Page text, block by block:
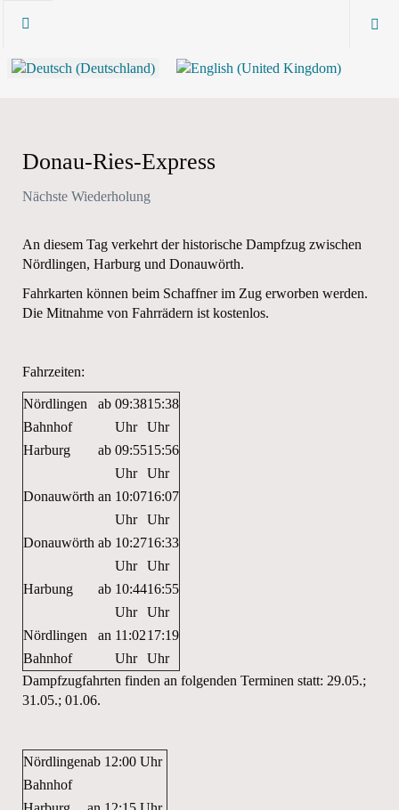
Donau-Ries-Express
Nächste Wiederholung
An diesem Tag verkehrt der historische Dampfzug zwischen
Nördlingen, Harburg und Donauwörth.
Fahrkarten können beim Schaffner im Zug erworben werden.
Die Mitnahme von Fahrrädern ist kostenlos.
Fahrzeiten:
Nördlingen
Bahnhof
ab 09:38
Uhr
15:38
Uhr
Harburg
ab 09:55
Uhr
15:56
Uhr
Donauwörth an 10:07
Uhr
16:07
Uhr
Donauwörth ab 10:27
Uhr
16:33
Uhr
Harbung
ab 10:44
Uhr
16:55
Uhr
Nördlingen
Bahnhof
an 11:02
Uhr
17:19
Uhr
Dampfzugfahrten finden an folgenden Terminen statt: 29.05.;
31.05.; 01.06.
Nördlingen
Bahnhof
ab 12:00 Uhr